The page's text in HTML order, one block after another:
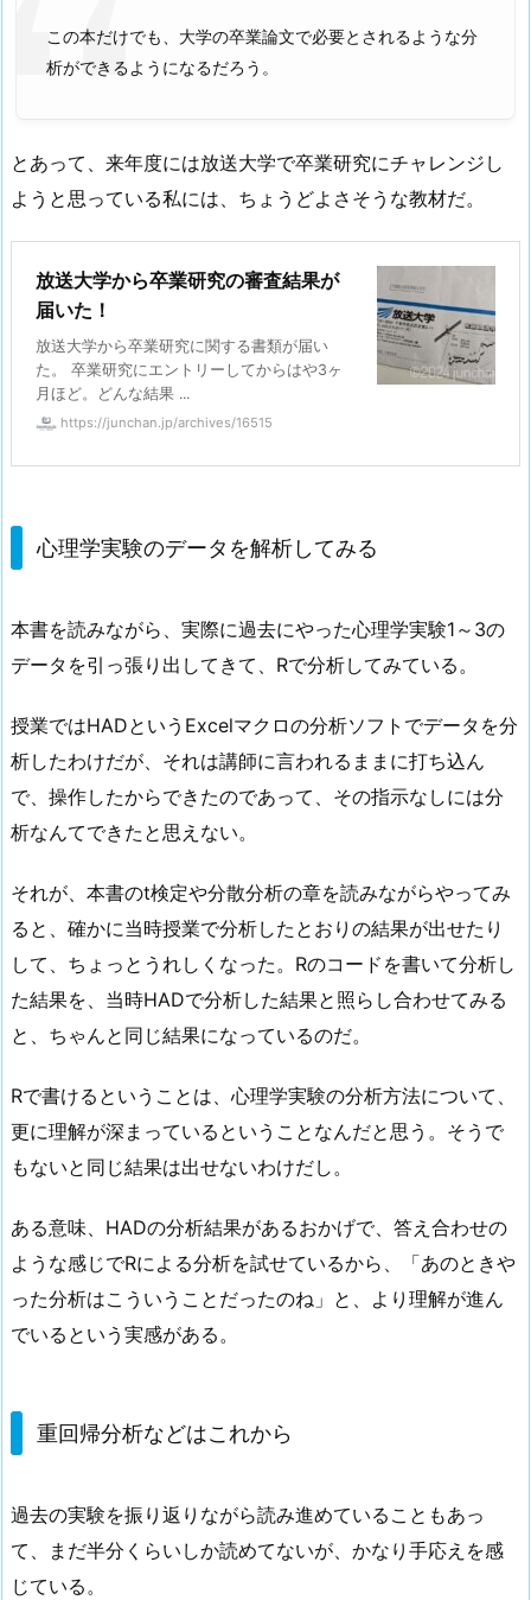
この本だけでも、大学の卒業論文で必要とされるような分
析ができるようになるだろう。
とあって、来年度には放送大学で卒業研究にチャレンジし
ようと思っている私には、ちょうどよさそうな教材だ。
放送大学から卒業研究の審査結果が
届いた！
放送大学から卒業研究に関する書類が届い
た。 卒業研究にエントリーしてからはや3ヶ
月ほど。どんな結果 ...
https://junchan.jp/archives/16515
心理学実験のデータを解析してみる
本書を読みながら、実際に過去にやった心理学実験1～3の
データを引っ張り出してきて、Rで分析してみている。
授業ではHADというExcelマクロの分析ソフトでデータを分
析したわけだが、それは講師に言われるままに打ち込ん
で、操作したからできたのであって、その指示なしには分
析なんてできたと思えない。
それが、本書のt検定や分散分析の章を読みながらやってみ
ると、確かに当時授業で分析したとおりの結果が出せたり
して、ちょっとうれしくなった。Rのコードを書いて分析し
た結果を、当時HADで分析した結果と照らし合わせてみる
と、ちゃんと同じ結果になっているのだ。
Rで書けるということは、心理学実験の分析方法について、
更に理解が深まっているということなんだと思う。そうで
もないと同じ結果は出せないわけだし。
ある意味、HADの分析結果があるおかげで、答え合わせの
ような感じでRによる分析を試せているから、「あのときや
った分析はこういうことだったのね」と、より理解が進ん
でいるという実感がある。
重回帰分析などはこれから
過去の実験を振り返りながら読み進めていることもあっ
て、まだ半分くらいしか読めてないが、かなり手応えを感
じている。